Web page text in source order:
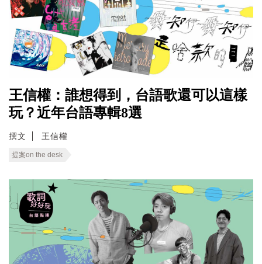
王信權：誰想得到，台語歌還可以這樣
玩？近年台語專輯8選
撰文 王信權
提案on the desk